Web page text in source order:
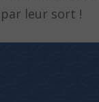
leur sort !